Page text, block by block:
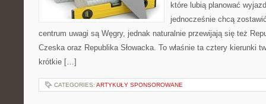
które lubią planować
jednocześnie chcą
centrum uwagi są Węgry, jednak naturalnie przewijają się też
Czeska oraz Republika Słowacka. To właśnie ta cztery kierunki
krótkie […]
CATEGORIES: ARTYKUŁY SPONSOROWANE